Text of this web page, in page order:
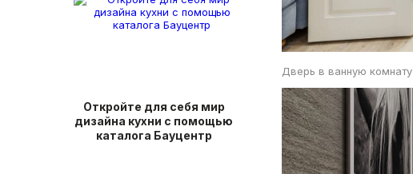
Дверь в ванную комнату
Откройте для себя мир
дизайна кухни с помощью
каталога Бауцентр